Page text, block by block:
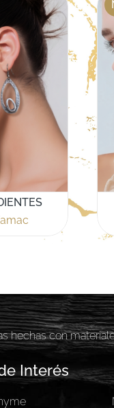
hechas con
Interés